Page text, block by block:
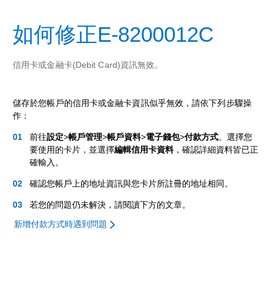
如何修正E-8200012C
信用卡或金融卡(Debit Card)資訊無效。
儲存於您帳戶的信用卡或金融卡資訊似乎無效，請依下列步驟操
作：
前往設定>帳戶管理>帳戶資料>電子錢包>付款方式。選擇您
要使用的卡片，並選擇編輯信用卡資料，確認詳細資料皆已正
確輸入。
確認您帳戶上的地址資訊與您卡片所註冊的地址相同。
若您的問題仍未解決，請閱讀下方的文章。
新增付款方式時遇到問題